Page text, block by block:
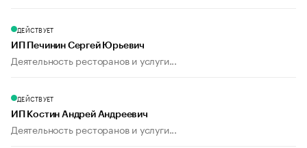
ДЕЙСТВУЕТ
ИП Печинин Сергей Юрьевич
Деятельность ресторанов и услуги...
ДЕЙСТВУЕТ
ИП Костин Андрей Андреевич
Деятельность ресторанов и услуги...